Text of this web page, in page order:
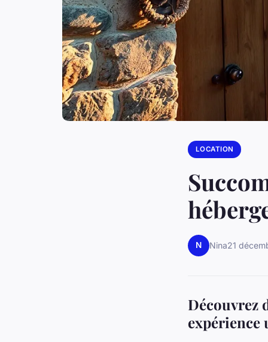
LOCATION
N Nina21
Découvrez
expérience